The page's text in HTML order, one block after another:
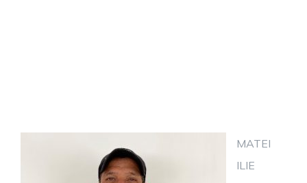
MATEI
ILIE